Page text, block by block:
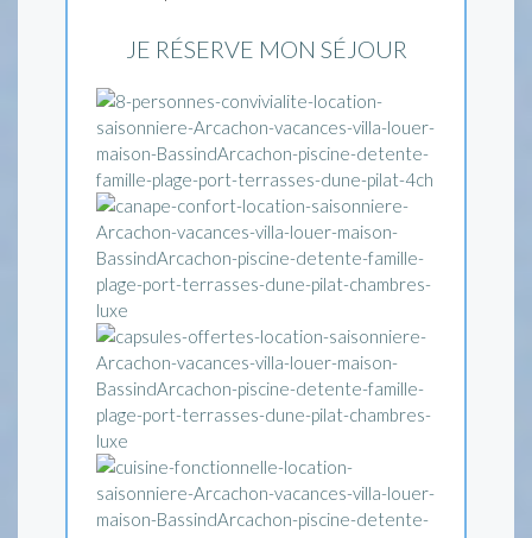
JE RÉSERVE MON SÉJOUR